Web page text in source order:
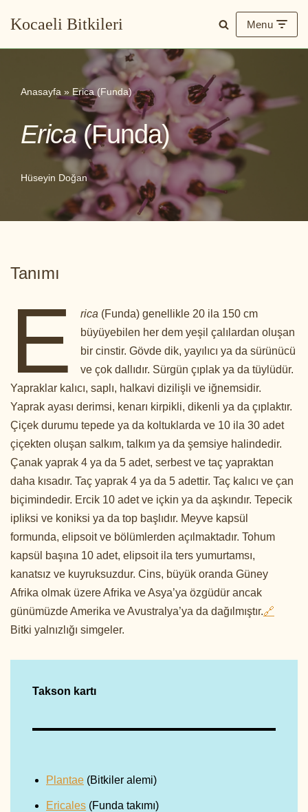
Kocaeli Bitkileri Menu
Anasayfa » Erica (Funda)
Erica(Funda)
Hüseyin Doğan
Tanımı
E rica (Funda) genellikle 20 ila 150 cm
büyüyebilen her dem yeşil çalılardan oluşan
bir cinstir. Gövde dik, yayılıcı ya da sürünücü
ve çok dallıdır. Sürgün çıplak ya da tüylüdür.
Yapraklar kalıcı, saplı, halkavi dizilişli ve iğnemsidir.
Yaprak ayası derimsi, kenarı kirpikli, dikenli ya da çıplaktır.
Çiçek durumu tepede ya da koltuklarda ve 10 ila 30 adet
çiçekten oluşan salkım, talkım ya da şemsiye halindedir.
Çanak yaprak 4 ya da 5 adet, serbest ve taç yapraktan
daha kısadır. Taç yaprak 4 ya da 5 adettir. Taç kalıcı ve çan
biçimindedir. Ercik 10 adet ve içkin ya da aşkındır. Tepecik
ipliksi ve koniksi ya da top başlıdır. Meyve kapsül
formunda, elipsoit ve bölümlerden açılmaktadır. Tohum
kapsül başına 10 adet, elipsoit ila ters yumurtamsı,
kanatsız ve kuyruksuzdur. Cins, büyük oranda Güney
Afrika olmak üzere Afrika ve Asya’ya özgüdür ancak
günümüzde Amerika ve Avustralya’ya da dağılmıştır.🔗
Bitki yalnızlığı simgeler.
Takson kartı
Plantae (Bitkiler alemi)
Ericales (Funda takımı)